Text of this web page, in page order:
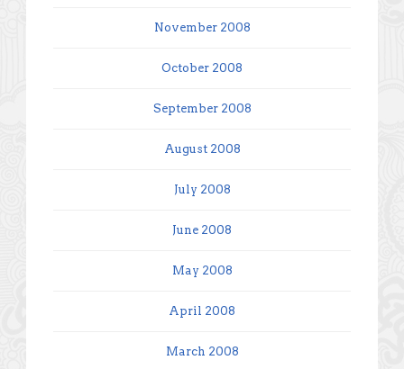
November 2008
October 2008
September 2008
August 2008
July 2008
June 2008
May 2008
April 2008
March 2008